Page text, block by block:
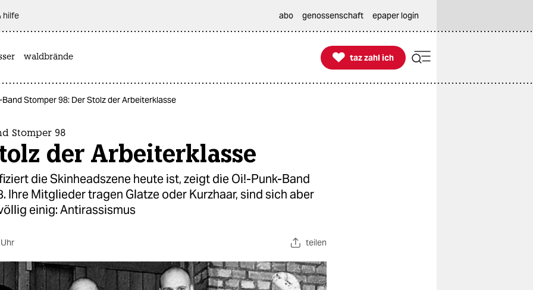
hilfe abo genossenschaft epaper login
waldbrände 
taz zahl ich
taz zahl ich
Band Stomper 98: Der Stolz der Arbeiterklasse
Stomper 98
der Arbeiterklasse
die Skinheadszene heute ist, zeigt die Oi!-Punk-Band
Ihre Mitglieder tragen Glatze oder Kurzhaar, sind sich aber
einig: Antirassismus
teilen